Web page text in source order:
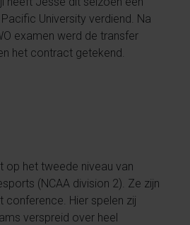
University verdiend. Na
examen werd de transfer
het contract getekend.
op het tweede niveau van
(NCAA division 2). Ze zijn
conference. Hier spelen zij
verspreid over heel